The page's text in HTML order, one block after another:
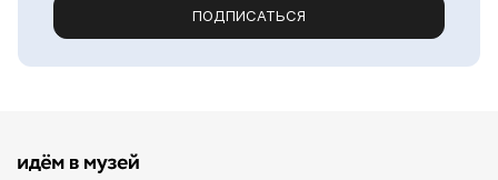
ПОДПИСАТЬСЯ